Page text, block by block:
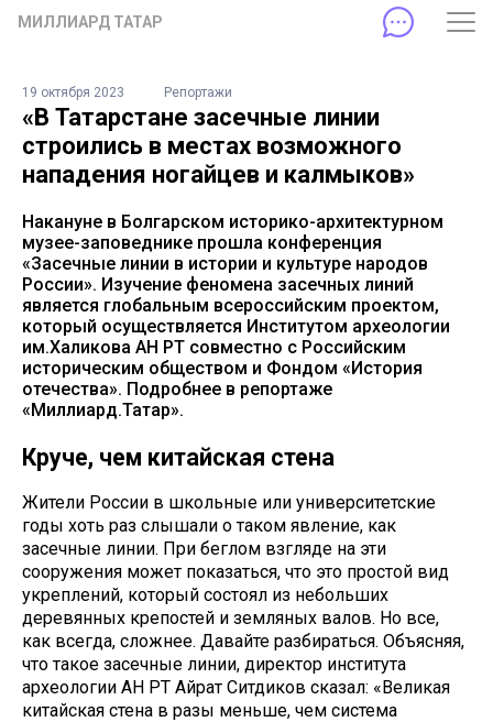
МИЛЛИАРД ТАТАР
19 октября 2023 Репортажи
«В Татарстане засечные линии
строились в местах возможного
нападения ногайцев и калмыков»
Накануне в Болгарском историко-архитектурном
музее-заповеднике прошла конференция
«Засечные линии в истории и культуре народов
России». Изучение феномена засечных линий
является глобальным всероссийским проектом,
который осуществляется Институтом археологии
им.Халикова АН РТ совместно с Российским
историческим обществом и Фондом «История
отечества». Подробнее в репортаже
«Миллиард.Татар».
Круче, чем китайская стена
Жители России в школьные или университетские
годы хоть раз слышали о таком явление, как
засечные линии. При беглом взгляде на эти
сооружения может показаться, что это простой вид
укреплений, который состоял из небольших
деревянных крепостей и земляных валов. Но все,
как всегда, сложнее. Давайте разбираться. Объясняя,
что такое засечные линии, директор института
археологии АН РТ Айрат Ситдиков сказал: «Великая
китайская стена в разы меньше, чем система